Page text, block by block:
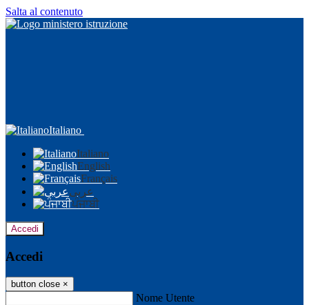
Salta al contenuto
Italiano
Italiano
English
Français
عربى
ਪੰਜਾਬੀ
Accedi
Accedi
button close ×
Nome Utente